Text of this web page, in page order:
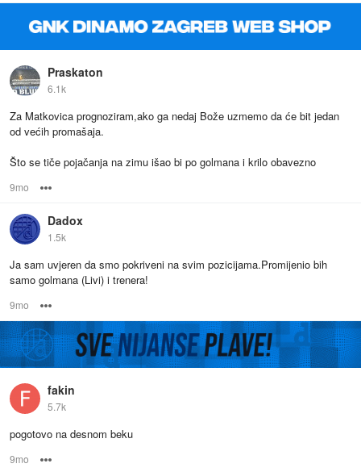
Praskaton
6.1k
Za Matkovica prognoziram,ako ga nedaj Bože uzmemo da će bit jedan
od većih promašaja.
Što se tiče pojačanja na zimu išao bi po golmana i krilo obavezno
9mo
Dadox
1.5k
Ja sam uvjeren da smo pokriveni na svim pozicijama.Promijenio bih
samo golmana (Livi) i trenera!
9mo
fakin
5.7k
pogotovo na desnom beku
9mo